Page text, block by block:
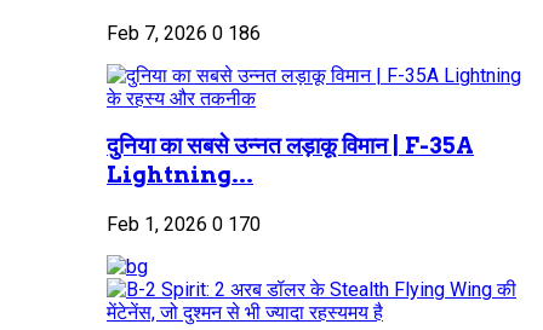
Feb 7, 2026 0 186
दुनिया का सबसे उन्नत लड़ाकू विमान | F-35A
Lightning...
Feb 1, 2026 0 170